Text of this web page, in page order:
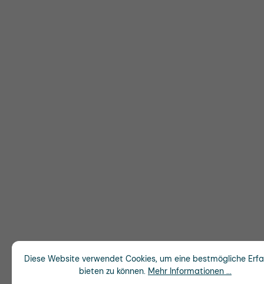
Diese Website verwendet Cookies, um eine bestmögliche
bieten zu können. Mehr Informationen ...